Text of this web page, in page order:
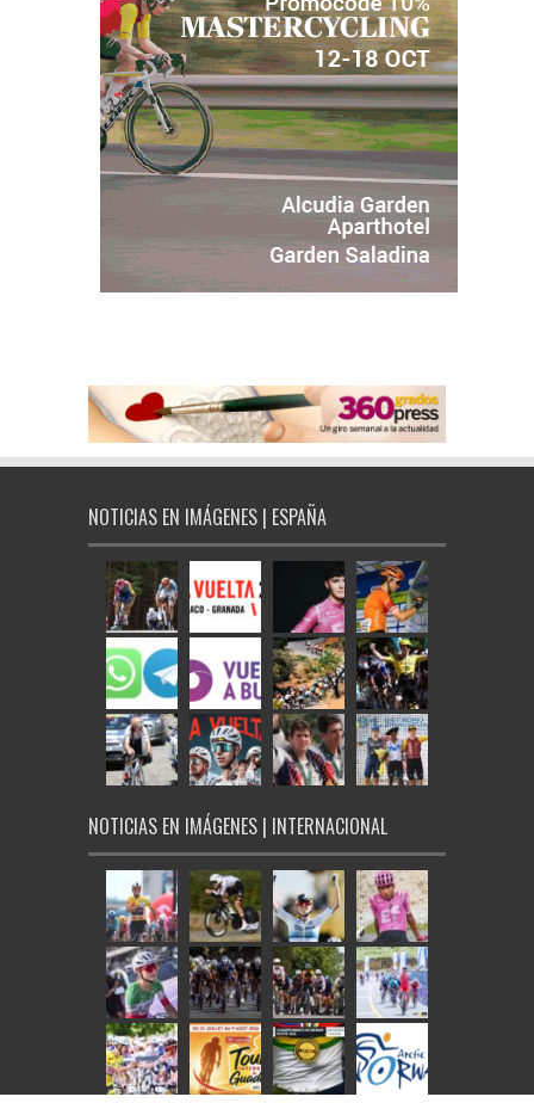
NOTICIAS EN IMÁGENES | ESPAÑA
NOTICIAS EN IMÁGENES | INTERNACIONAL